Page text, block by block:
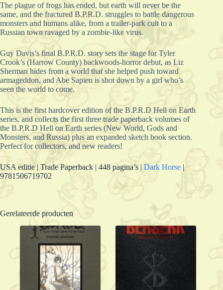
The plague of frogs has ended, but earth will never be the
same, and the fractured B.P.R.D. struggles to battle dangerous
monsters and humans alike, from a trailer-park cult to a
Russian town ravaged by a zombie-like virus.
Guy Davis’s final B.P.R.D. story sets the stage for Tyler
Crook’s (Harrow County) backwoods-horror debut, as Liz
Sherman hides from a world that she helped push toward
armageddon, and Abe Sapien is shot down by a girl who’s
seen the world to come.
This is the first hardcover edition of the B.P.R.D Hell on Earth
series, and collects the first three trade paperback volumes of
the B.P.R.D Hell on Earth series (New World, Gods and
Monsters, and Russia) plus an expanded sketch book section.
Perfect for collectors, and new readers!
USA editie | Trade Paperback | 448 pagina’s | Dark Horse |
9781506719702
Gerelateerde producten